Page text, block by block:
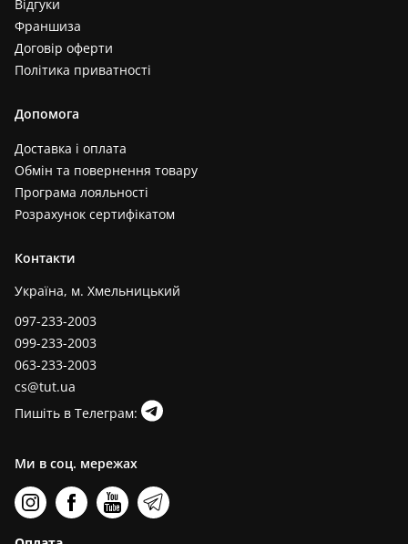
Відгуки
Франшиза
Договір оферти
Політика приватності
Допомога
Доставка і оплата
Обмін та повернення товару
Програма лояльності
Розрахунок сертифікатом
Контакти
Україна, м. Хмельницький
097-233-2003
099-233-2003
063-233-2003
cs@tut.ua
Пишіть в Телеграм:
Ми в соц. мережах